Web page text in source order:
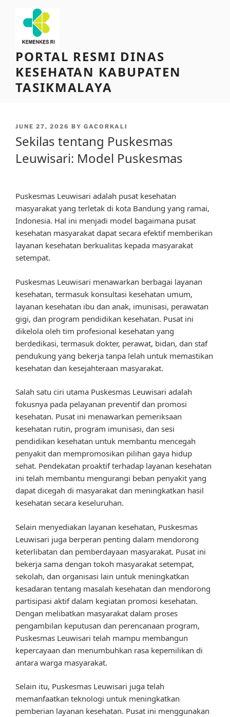
content
PORTAL RESMI DINAS
KESEHATAN KABUPATEN
TASIKMALAYA
POSTED
JUNE 27, 2026 BY GACORKALI
Sekilas tentang Puskesmas
Leuwisari: Model Puskesmas
Puskesmas Leuwisari adalah pusat kesehatan
masyarakat yang terletak di kota Bandung yang ramai,
Indonesia. Hal ini menjadi model bagaimana pusat
kesehatan masyarakat dapat secara efektif memberikan
layanan kesehatan berkualitas kepada masyarakat
setempat.
Puskesmas Leuwisari menawarkan berbagai layanan
kesehatan, termasuk konsultasi kesehatan umum,
layanan kesehatan ibu dan anak, imunisasi, perawatan
gigi, dan program pendidikan kesehatan. Pusat ini
dikelola oleh tim profesional kesehatan yang
berdedikasi, termasuk dokter, perawat, bidan, dan staf
pendukung yang bekerja tanpa lelah untuk memastikan
kesehatan dan kesejahteraan masyarakat.
Salah satu ciri utama Puskesmas Leuwisari adalah
fokusnya pada pelayanan preventif dan promosi
kesehatan. Pusat ini menawarkan pemeriksaan
kesehatan rutin, program imunisasi, dan sesi
pendidikan kesehatan untuk membantu mencegah
penyakit dan mempromosikan pilihan gaya hidup
sehat. Pendekatan proaktif terhadap layanan kesehatan
ini telah membantu mengurangi beban penyakit yang
dapat dicegah di masyarakat dan meningkatkan hasil
kesehatan secara keseluruhan.
Selain menyediakan layanan kesehatan, Puskesmas
Leuwisari juga berperan penting dalam mendorong
keterlibatan dan pemberdayaan masyarakat. Pusat ini
bekerja sama dengan tokoh masyarakat setempat,
sekolah, dan organisasi lain untuk meningkatkan
kesadaran tentang masalah kesehatan dan mendorong
partisipasi aktif dalam kegiatan promosi kesehatan.
Dengan melibatkan masyarakat dalam proses
pengambilan keputusan dan perencanaan program,
Puskesmas Leuwisari telah mampu membangun
kepercayaan dan menumbuhkan rasa kepemilikan di
antara warga masyarakat.
Selain itu, Puskesmas Leuwisari juga telah
memanfaatkan teknologi untuk meningkatkan
pemberian layanan kesehatan. Pusat ini menggunakan